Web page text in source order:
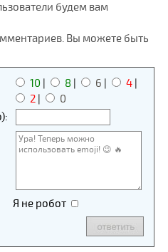
будем вам
Вы можете быть
10 | 8 | 6 | 4|
2|
0
Я не робот